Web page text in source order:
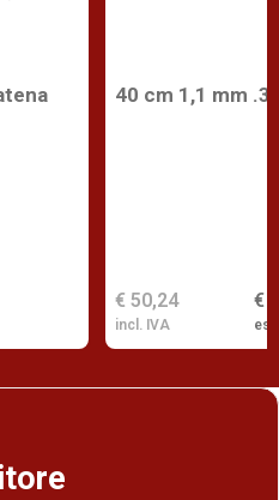
40 cm 1,1 mm
€
€ 50,24
incl. IVA